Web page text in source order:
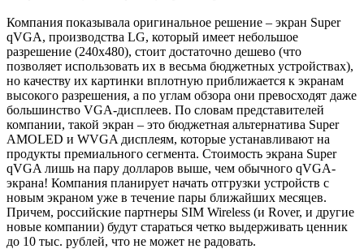
Компания показывала оригинальное решение – экран Super
qVGA, производства LG, который имеет небольшое
разрешение (240x480), стоит достаточно дешево (что
позволяет использовать их в весьма бюджетных устройствах),
но качеству их картинки вплотную приближается к экранам
высокого разрешения, а по углам обзора они превосходят даже
большинство VGA-дисплеев. По словам представителей
компании, такой экран – это бюджетная альтернатива Super
AMOLED и WVGA дисплеям, которые устанавливают на
продукты премиального сегмента. Стоимость экрана Super
qVGA лишь на пару долларов выше, чем обычного qVGA-
экрана! Компания планирует начать отгрузки устройств с
новым экраном уже в течение пары ближайших месяцев.
Причем, российские партнеры SIM Wireless (и Rover, и другие
новые компании) будут стараться четко выдерживать ценник
до 10 тыс. рублей, что не может не радовать.